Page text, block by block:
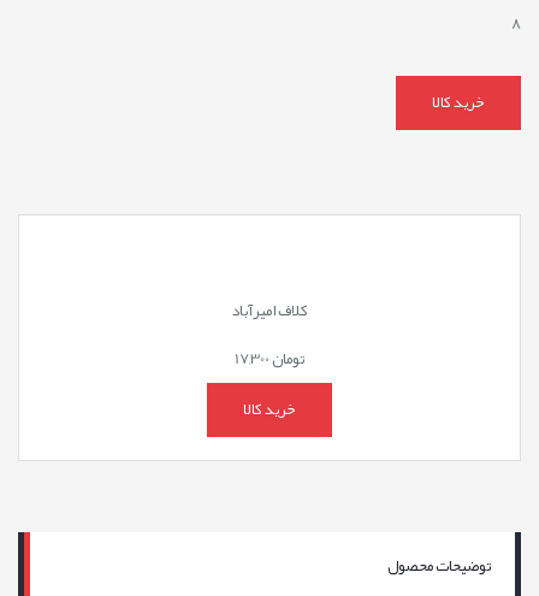
8
خرید کالا
کلاف امیرآباد
تومان
خرید کالا
توضیحات محصول